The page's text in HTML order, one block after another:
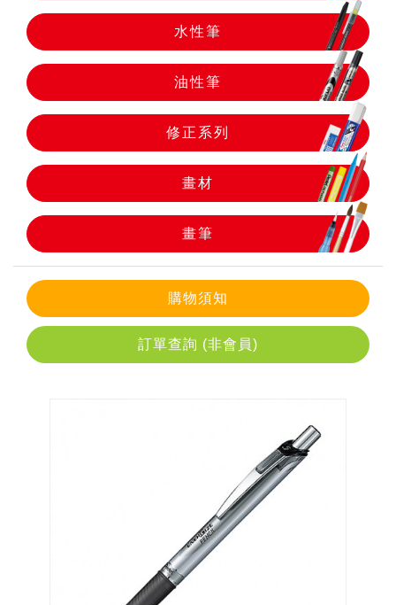
油性筆
修正系列
畫材
畫筆
水性筆
油性筆
修正系列
畫材
畫筆
購物須知
訂單查詢 (非會員)